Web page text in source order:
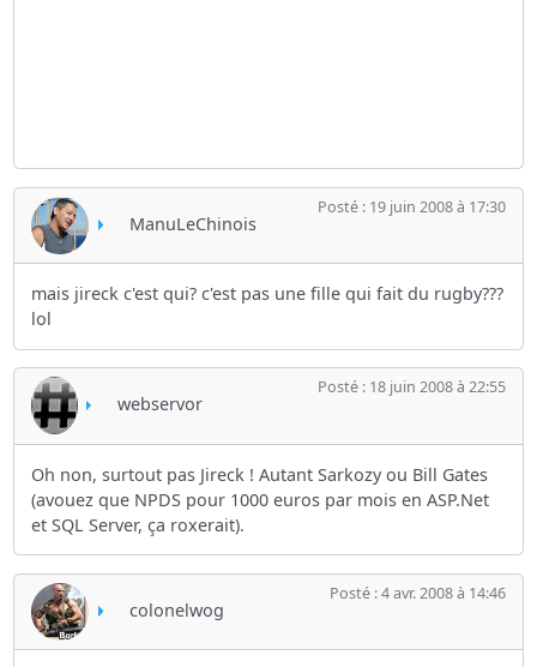
ManuLeChinois
Posté : 19 juin 2008 à 17:30
mais jireck c'est qui? c'est pas une fille qui fait du rugby???
lol
webservor
Posté : 18 juin 2008 à 22:55
Oh non, surtout pas Jireck ! Autant Sarkozy ou Bill Gates
(avouez que NPDS pour 1000 euros par mois en ASP.Net
et SQL Server, ça roxerait).
colonelwog
Posté : 4 avr. 2008 à 14:46